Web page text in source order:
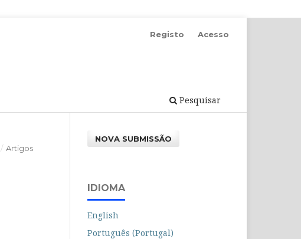
Pesquisar
Registo Acesso
/ Artigos
NOVA SUBMISSÃO
IDIOMA
English
Português (Portugal)